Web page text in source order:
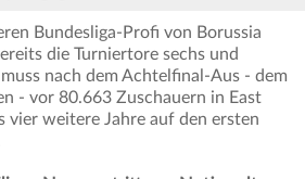
Bundesliga-Profi von Borussia
die Turniertore sechs und
nach dem Achtelfinal-Aus - dem
- vor 80.663 Zuschauern in East
vier weitere Jahre auf den ersten